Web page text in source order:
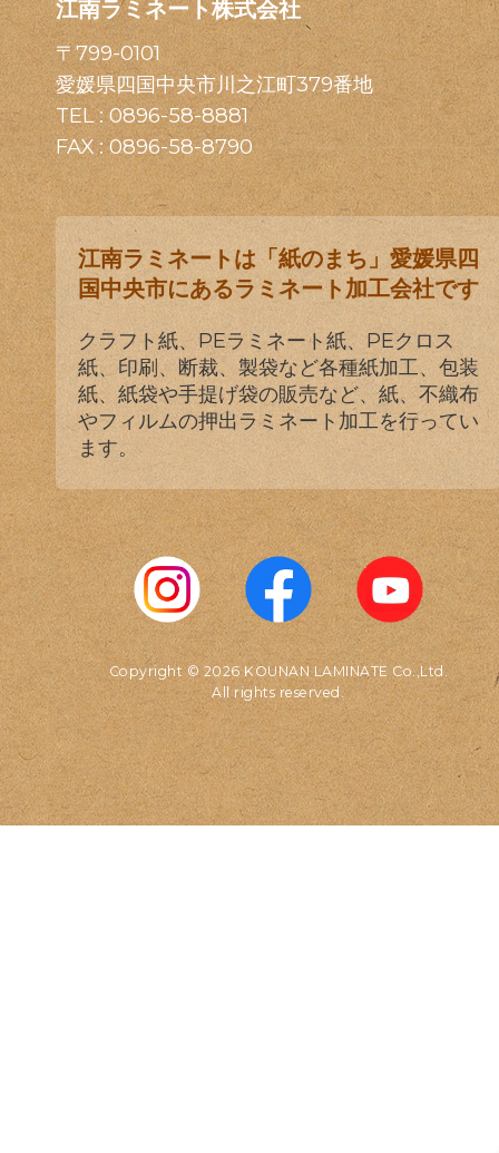
江南ラミネート株式会社
〒799-0101
愛媛県四国中央市川之江町379番地
TEL :0896-58-8881
FAX : 0896-58-8790
江南ラミネートは「紙のまち」愛媛県四
国中央市にあるラミネート加工会社です
クラフト紙、PEラミネート紙、PEクロス
紙、印刷、断裁、製袋など各種紙加工、包装
紙、紙袋や手提げ袋の販売など、紙、不織布
やフィルムの押出ラミネート加工を行ってい
ます。
Copyright © 2026 KOUNAN LAMINATE Co.,Ltd.
All rights reserved.